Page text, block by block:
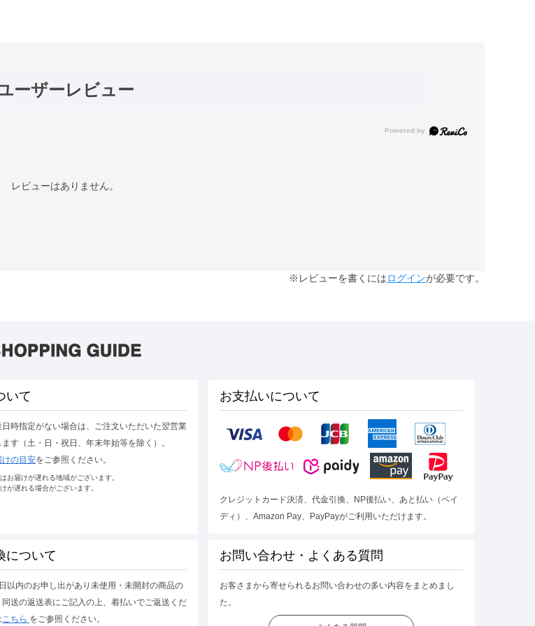
ーザーレビュー
レビューはありません。
※レビューを書くにはログインが必要です。
いて
時指定がない場合は、ご注文いただいた翌営業
す（土・日・祝日、年末年始等を除く）。
けの目安をご参照ください。
お届けが遅れる地域がございます。
が遅れる場合がございます。
お支払いについて
クレジットカード決済、代金引換、NP後払い、あと払い（ペイ
ディ）、Amazon Pay、PayPayがご利用いただけます。
について
以内のお申し出があり未使用・未開封の商品の
送の返送表にご記入の上、着払いでご返送くだ
こちら をご参照ください。
お問い合わせ・よくある質問
お客さまから寄せられるお問い合わせの多い内容をまとめまし
た。